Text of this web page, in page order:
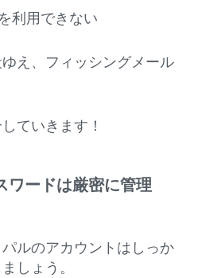
利用できない
え、フィッシングメール
ていきます！
ワードは厳密に管理
ルのアカウントはしっか
しょう。